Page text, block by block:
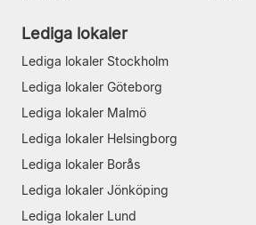
Lediga lokaler
Lediga lokaler Stockholm
Lediga lokaler Göteborg
Lediga lokaler Malmö
Lediga lokaler Helsingborg
Lediga lokaler Borås
Lediga lokaler Jönköping
Lediga lokaler Lund